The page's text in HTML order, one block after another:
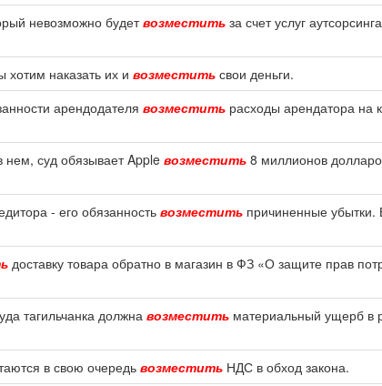
невозможно будетвозместить за счет услуг
наказать их и возместить свои деньги.
арендодателя возместить расходы арендатора на
суд обязывает Apple возместить 8 миллионов
- его обязанность возместить причиненные убытки.
доставку товара обратно в магазин в ФЗ «О защите прав
тагильчанка должна возместить материальный ущерб в
в свою очередь возместить НДС в обход закона.